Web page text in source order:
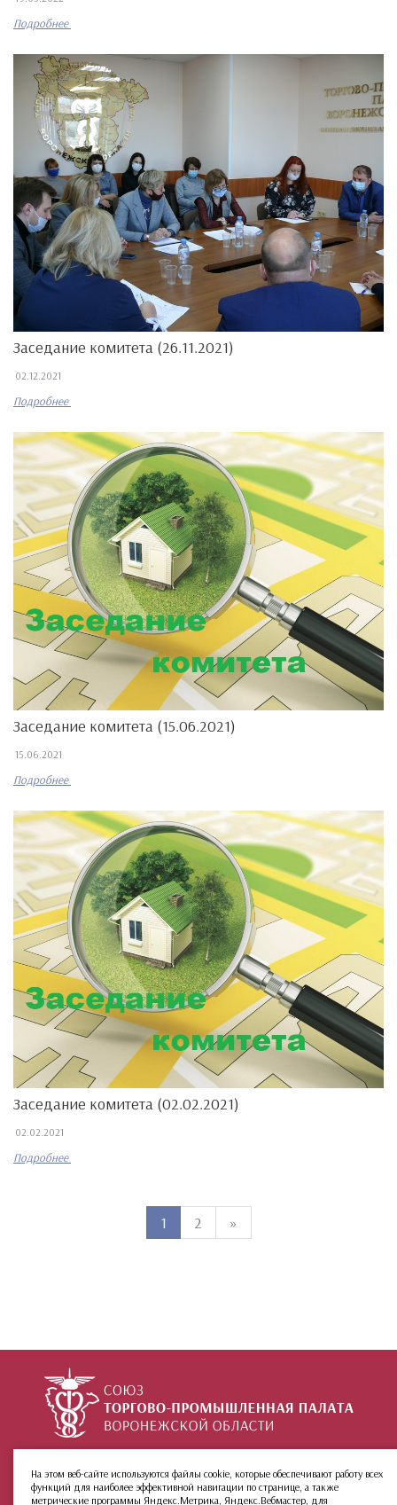
Подробнее
Заседание комитета (26.11.2021)
02.12.2021
Подробнее
Заседание комитета (15.06.2021)
15.06.2021
Подробнее
Заседание комитета (02.02.2021)
02.02.2021
Подробнее
1 2 »
О палате Инфо Группы:
На этом веб-сайте используются файлы cookie, которые обеспечивают работу всех
функций для наиболее эффективной навигации по странице, а также
метрические программы Яндекс.Метрика, Яндекс.Вебмастер, для